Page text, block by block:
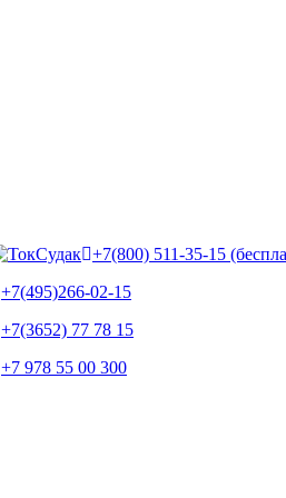
+7(800) 511-35-15
+7(495)266-02-15
+7(3652) 77 78 15
+7 978 55 00 300